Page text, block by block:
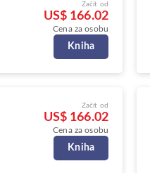
Začít od
US$ 166.02
Cena za osobu
Kniha
Začít od
US$ 166.02
Cena za osobu
Kniha